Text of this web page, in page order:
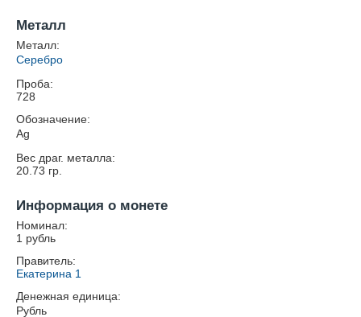
Металл
Металл:
Серебро
Проба:
728
Обозначение:
Ag
Вес драг. металла:
20.73 гр.
Информация о монете
Номинал:
1 рубль
Правитель:
Екатерина 1
Денежная единица:
Рубль